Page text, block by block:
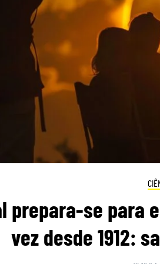
prepara-se para
vez desde 1912: